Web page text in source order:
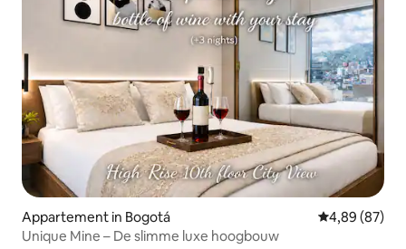
Appartement in Bogotá Gemiddelde
4,89 (87)
Unique Mine – De slimme luxe hoogbouw